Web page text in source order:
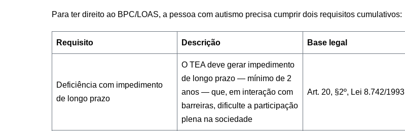
Para ter direito ao BPC/LOAS, a pessoa com autismo precisa cumprir dois requisitos cumulativos:
Requisito Descrição Base legal
Deficiência com impedimento
de longo prazo
O TEA deve gerar impedimento
de longo prazo — mínimo de 2
anos — que, em interação com
barreiras, dificulte a participação
plena na sociedade
Art. 20, §2º, Lei 8.742/1993